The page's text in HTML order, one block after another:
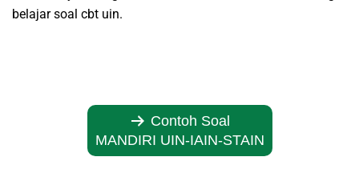
belajar soal cbt uin.
Contoh Soal
MANDIRI UIN-IAIN-STAIN